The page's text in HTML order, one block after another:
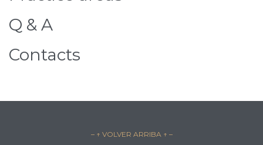
Q & A
Contacts
– ↑ VOLVER ARRIBA ↑ –